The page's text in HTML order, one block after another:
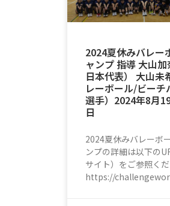
2024夏休みバレー
ャンプ 指導 大山
日本代表） 大山未
レーボール/ビーチ
選手）2024年8月
日
2024夏休みバレーボ
ンプの詳細は以下の
サイト）をご参照くだ
https://